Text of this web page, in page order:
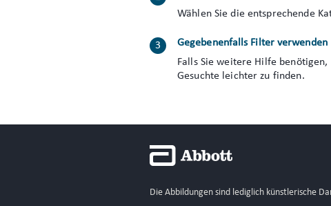
Wählen Sie die entsprechende
Gegebenenfalls Filter verwenden
Falls Sie weitere Hilfe
Gesuchte leichter zu finden.
Die Abbildungen sind lediglich künstlerische